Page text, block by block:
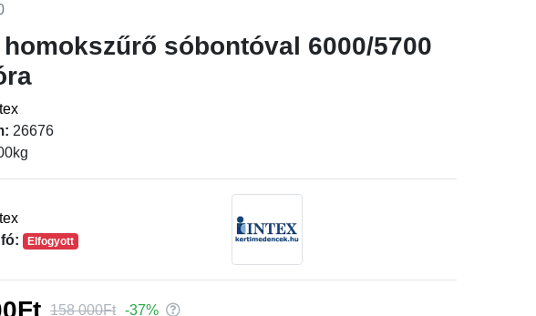
sóbontóval 6000/5700
26676
Elfogyott
158 000Ft -37%